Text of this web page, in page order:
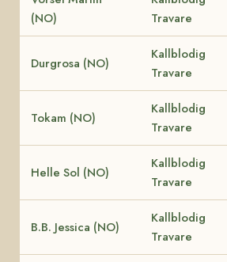
(NO)
Travare
Durgrosa (NO)
Kallblodig
Travare
Tokam (NO)
Kallblodig
Travare
Helle Sol (NO)
Kallblodig
Travare
B.B. Jessica (NO)
Kallblodig
Travare